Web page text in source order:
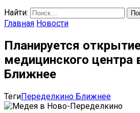
Найти:
Главная Новости
Планируется
медицинского центра
Ближнее
ТегиПеределкино Ближнее